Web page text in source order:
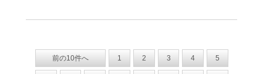
前の10件へ 1 2 3 4 5